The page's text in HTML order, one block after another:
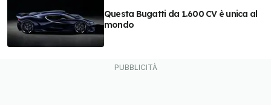
Questa Bugatti da 1.600 CV è unica al
mondo